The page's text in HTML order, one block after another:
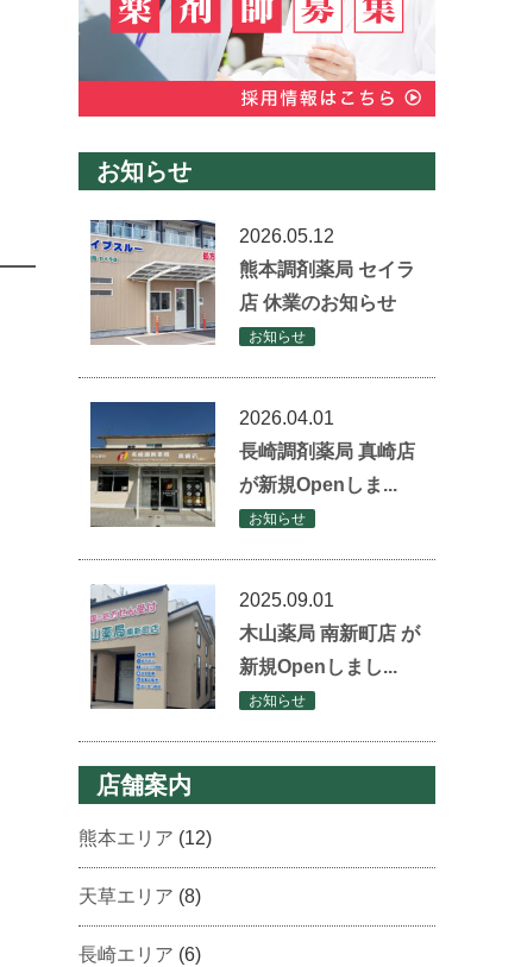
お知らせ
2026.05.12
熊本調剤薬局 セイラ
店 休業のお知らせ
お知らせ
2026.04.01
長崎調剤薬局 真崎店
が新規Openしま...
お知らせ
2025.09.01
木山薬局 南新町店 が
新規Openしまし...
お知らせ
店舗案内
熊本エリア (12)
天草エリア (8)
長崎エリア (6)